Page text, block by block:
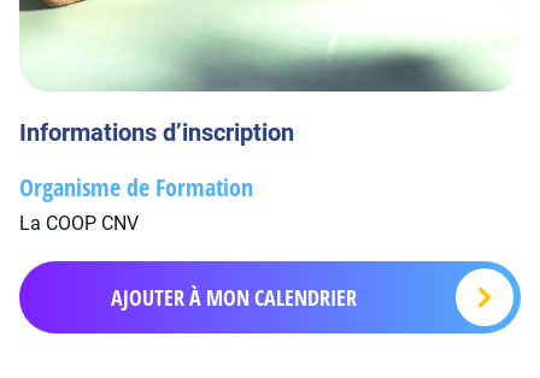
Informations d’inscription
Organisme de Formation
La COOP CNV
AJOUTER À MON CALENDRIER